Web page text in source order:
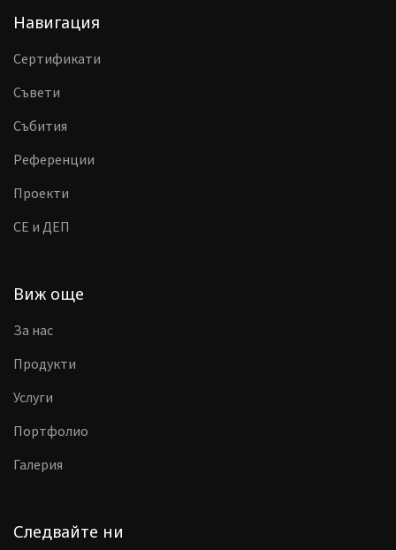
Навигация
Сертификати
Съвети
Събития
Референции
Проекти
CE и ДЕП
Виж още
За нас
Продукти
Услуги
Портфолио
Галерия
Следвайте ни